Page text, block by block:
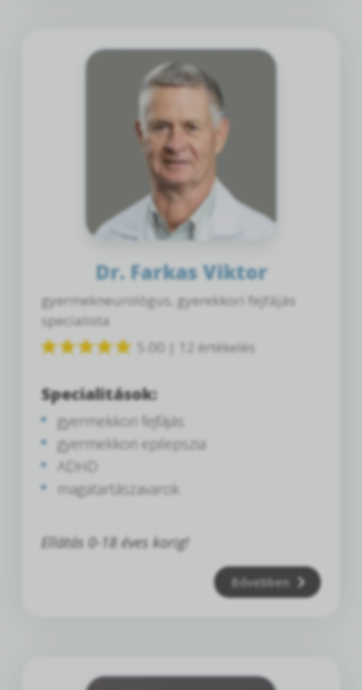
Dr. Farkas Viktor
gyermekneurológus, gyerekkori fejfájás
specialista
5.00 | 12 értékelés
Specialitások:
gyermekkori fejfájás
gyermekkori epilepszia
ADHD
magatartászavarok
Ellátás 0-18 éves korig!
Bővebben